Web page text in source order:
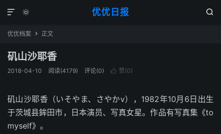
优优日报
 

优优档案  正文
矶山沙耶香
2018-04-10 阅读(4179) 评论(0)  赞(0)
矶山沙耶香（いそやま、さやかv），1982年10月6日出生
于茨城县鉾田市，日本演员、写真女星。作品有写真集《to
myself》。